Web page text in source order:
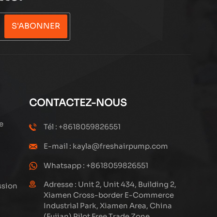
S'ABONNER
CONTACTEZ-NOUS
Tél : +8618059826551
E-mail : kayla@freshairpump.com
Whatsapp : +8618059826551
Adresse : Unit 2, Unit 434, Building 2,
Xiamen Cross-border E-Commerce
Industrial Park, Xiamen Area, China